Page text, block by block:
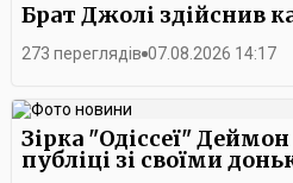
Брат Джолі здійснив
273 переглядів 07.08.2026 14:17
Зірка "Одіссеї"
публіці зі своїми